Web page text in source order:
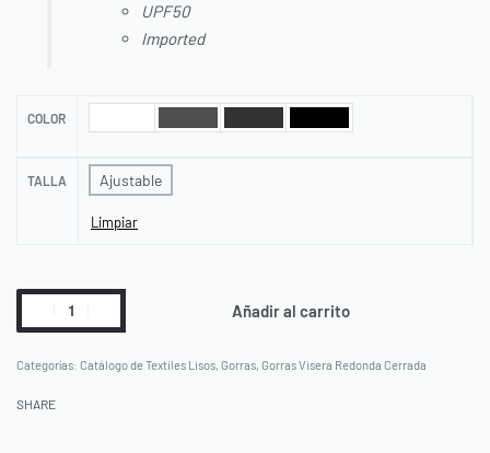
UPF50
Imported
COLOR
TALLA Ajustable
Limpiar
Añadir al carrito
Categorías: Catálogo de Textiles Lisos Gorras Gorras Visera Redonda Cerrada
SHARE